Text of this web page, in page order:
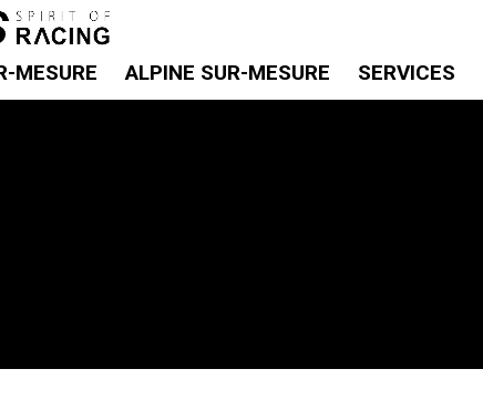
MESURE ALPINE SUR-MESURE SERVICES